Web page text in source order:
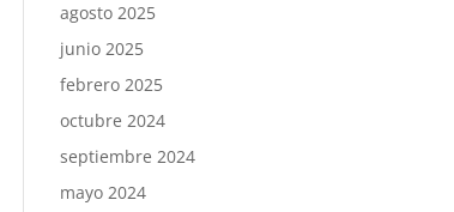
agosto 2025
junio 2025
febrero 2025
octubre 2024
septiembre 2024
mayo 2024